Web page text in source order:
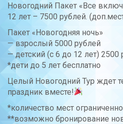
Новогодний Пакет «Все
12 лет – 7500 рублей.
Пакет «Новогодняя ночь»
— взрослый 5000 рублей
— детский (с 6 до 12 лет) 2500
*дети до 5 лет бесплатно
Целый Новогодний Тур ждет
праздник вместе!
*количество мест ограниченно
**возможно бронирование